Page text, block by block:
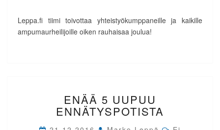
Leppa.fi tiimi toivottaa yhteistyökumppaneille ja kaikille
ampumaurheilijoille oiken rauhaisaa joulua!
5
UUPUU
ENNÄTYSPOTISTA
ENÄÄ 5 UUPUU
ENNÄTYSPOTISTA
Comments